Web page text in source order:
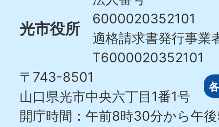
光市役所
6000020352101
適格請求書発行事業
T6000020352101
〒743-8501
山口県光市中央六丁目1番1号
開庁時間：午前8時30分から午